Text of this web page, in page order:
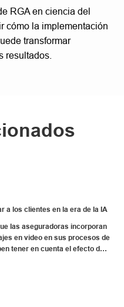
RGA en ciencia del
cómo la implementación
transformar
resultados.
a los clientes en la era de la IA
las aseguradoras incorporan
en video en sus procesos de
tener en cuenta el efecto del
por primera vez en la
una apariencia casi
en quien las observa.